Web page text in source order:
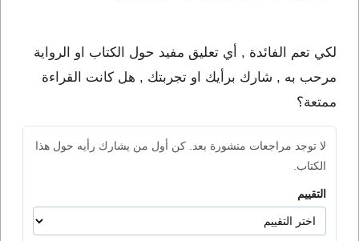
لكي تعم الفائدة , أي تعليق مفيد حول الكتاب او الرواية
مرحب به , شارك برأيك او تجربتك , هل كانت القراءة
ممتعة؟
لا توجد مراجعات منشورة بعد. كن أول من يشارك رأيه حول هذا
الكتاب.
التقييم